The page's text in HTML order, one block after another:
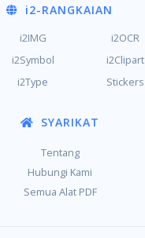
i2-RANGKAIAN
i2IMG
i2OCR
i2Symbol
i2Clipart
i2Type Stickers
SYARIKAT
Tentang
Hubungi Kami
Semua Alat PDF